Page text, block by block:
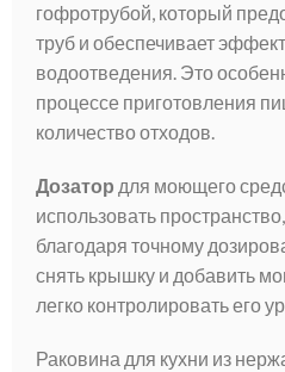
гофротрубой, который
труб и обеспечивает
водоотведения. Это
процессе приготовления
количество отходов.
Дозатор для моющего
использовать
благодаря точному
снять крышку и добавить
легко контролировать его
Раковина для кухни из